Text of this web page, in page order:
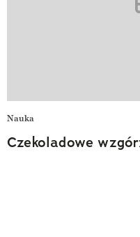
Nauka
Czekoladowe